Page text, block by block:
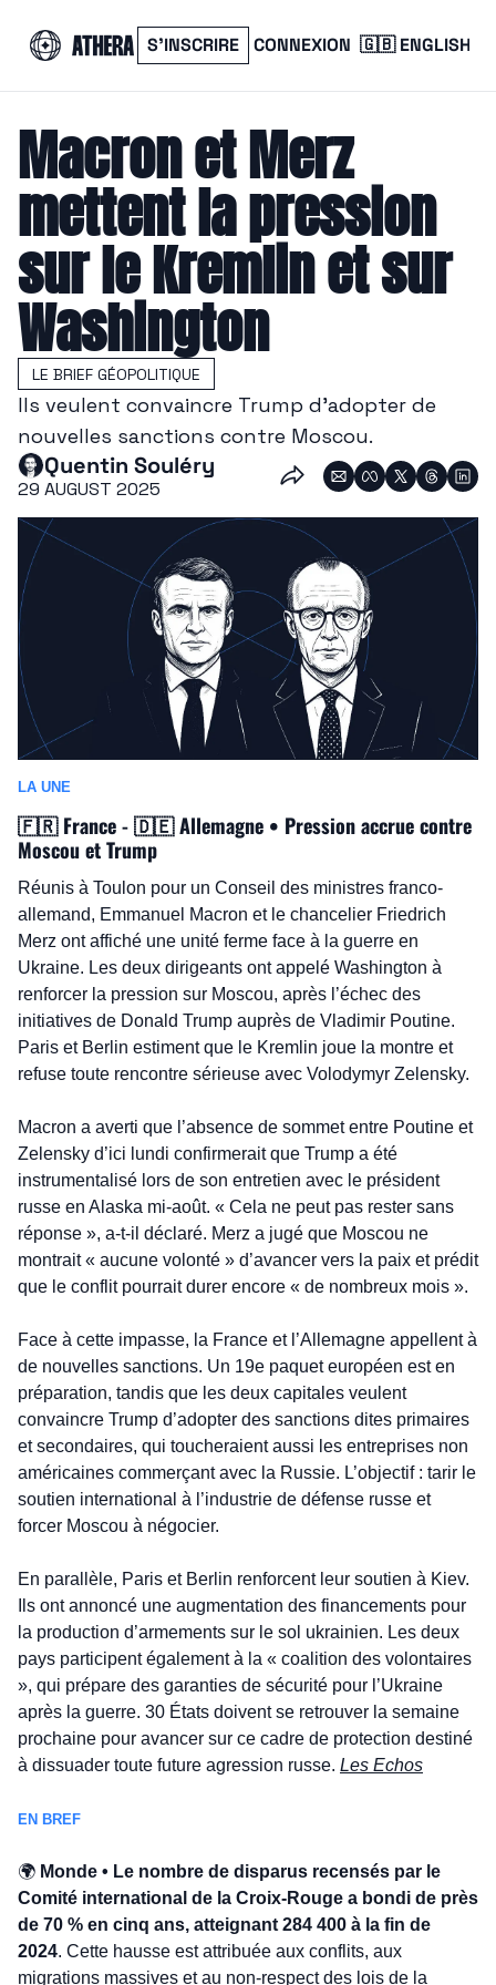
S’INSCRIRE CONNEXION 🇬🇧 ENGLISH
Macron et Merz
mettent la pression
sur le Kremlin et sur
Washington
LE BRIEF GÉOPOLITIQUE
Ils veulent convaincre Trump d’adopter de
nouvelles sanctions contre Moscou.
Quentin Souléry
29 AUGUST 2025
LA UNE
🇫🇷 France - 🇩🇪 Allemagne • Pression accrue contre
Moscou et Trump
Réunis à Toulon pour un Conseil des ministres franco-
allemand, Emmanuel Macron et le chancelier Friedrich
Merz ont affiché une unité ferme face à la guerre en
Ukraine. Les deux dirigeants ont appelé Washington à
renforcer la pression sur Moscou, après l’échec des
initiatives de Donald Trump auprès de Vladimir Poutine.
Paris et Berlin estiment que le Kremlin joue la montre et
refuse toute rencontre sérieuse avec Volodymyr Zelensky.
Macron a averti que l’absence de sommet entre Poutine et
Zelensky d’ici lundi confirmerait que Trump a été
instrumentalisé lors de son entretien avec le président
russe en Alaska mi-août. « Cela ne peut pas rester sans
réponse », a-t-il déclaré. Merz a jugé que Moscou ne
montrait « aucune volonté » d’avancer vers la paix et prédit
que le conflit pourrait durer encore « de nombreux mois ».
Face à cette impasse, la France et l’Allemagne appellent à
de nouvelles sanctions. Un 19e paquet européen est en
préparation, tandis que les deux capitales veulent
convaincre Trump d’adopter des sanctions dites primaires
et secondaires, qui toucheraient aussi les entreprises non
américaines commerçant avec la Russie. L’objectif : tarir le
soutien international à l’industrie de défense russe et
forcer Moscou à négocier.
En parallèle, Paris et Berlin renforcent leur soutien à Kiev.
Ils ont annoncé une augmentation des financements pour
la production d’armements sur le sol ukrainien. Les deux
pays participent également à la « coalition des volontaires
», qui prépare des garanties de sécurité pour l’Ukraine
après la guerre. 30 États doivent se retrouver la semaine
prochaine pour avancer sur ce cadre de protection destiné
à dissuader toute future agression russe. Les Echos
EN BREF
🌍 Monde • Le nombre de disparus recensés par le
Comité international de la Croix-Rouge a bondi de près
de 70 % en cinq ans, atteignant 284 400 à la fin de
2024. Cette hausse est attribuée aux conflits, aux
migrations massives et au non-respect des lois de la